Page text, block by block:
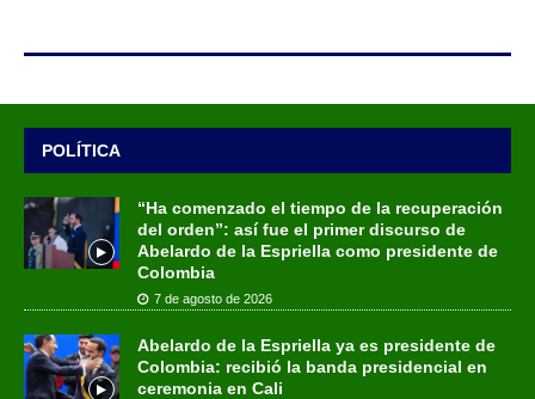
POLÍTICA
“Ha comenzado el tiempo de la recuperación
del orden”: así fue el primer discurso de
Abelardo de la Espriella como presidente de
Colombia
7 de agosto de 2026
Abelardo de la Espriella ya es presidente de
Colombia: recibió la banda presidencial en
ceremonia en Cali